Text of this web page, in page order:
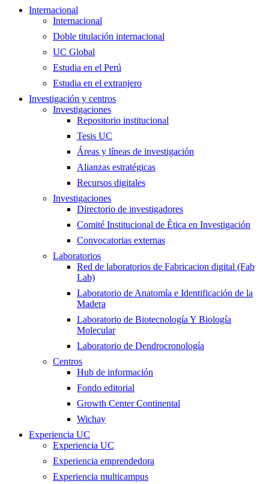
Internacional
Internacional
Doble titulación internacional
UC Global
Estudia en el Perú
Estudia en el extranjero
Investigación y centros
Investigaciones
Repositorio institucional
Tesis UC
Áreas y líneas de investigación
Alianzas estratégicas
Recursos digitales
Investigaciones
Directorio de investigadores
Comité Institucional de Ética en Investigación
Convocatorias externas
Laboratorios
Red de laboratorios de Fabricacion digital (Fab
Lab)
Laboratorio de Anatomía e Identificación de la
Madera
Laboratorio de Biotecnología Y Biología
Molecular
Laboratorio de Dendrocronología
Centros
Hub de información
Fondo editorial
Growth Center Continental
Wichay
Experiencia UC
Experiencia UC
Experiencia emprendedora
Experiencia multicampus